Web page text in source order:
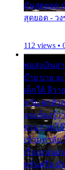
มันสุดยอด
สุดยอด - ว
112 views •
พ่อส่งเงินส
บ๊าย บาย จ
เด็กใต้ ลีวา
หวั่น ตกตัว
และต้องรู้ว่
ยวน กวนโ
เข้ามหาลัย
เรื่องแน่นอ
พรั่นพรือ มั